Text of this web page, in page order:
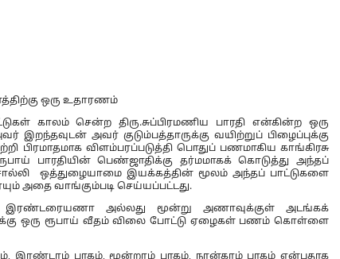
ஒரு உதாரணம்
காலம் சென்ற திரு.சுப்பிரமணிய பாரதி என்கின்ற ஒரு
இறந்தவுடன் அவர் குடும்பத்தாருக்கு வயிற்றுப் பிழைப்புக்கு
பிரமாதமாக விளம்பரப்படுத்தி பொதுப் பணமாகிய காங்கிரசு
பாரதியின் பெண்ஜாதிக்கு தர்மமாகக் கொடுத்து அந்தப்
ஒத்துழையாமை இயக்கத்தின் மூலம் அந்தப் பாட்டுகளை
அதை வாங்கும்படி செய்யப்பட்டது.
இரண்டரையணா அல்லது மூன்று அணாவுக்குள் அடங்கக்
ஒரு ரூபாய் வீதம் விலை போட்டு ஏழைகள் பணம் கொள்ளை